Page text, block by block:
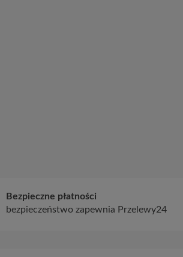
Bezpieczne płatności
bezpieczeństwo zapewnia Przelewy24